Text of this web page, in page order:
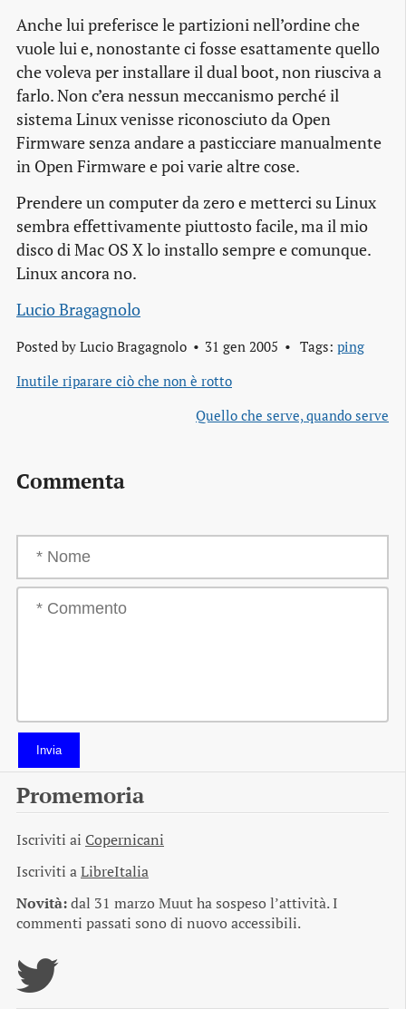
Anche lui preferisce le partizioni nell’ordine che
vuole lui e, nonostante ci fosse esattamente quello
che voleva per installare il dual boot, non riusciva a
farlo. Non c’era nessun meccanismo perché il
sistema Linux venisse riconosciuto da Open
Firmware senza andare a pasticciare manualmente
in Open Firmware e poi varie altre cose.
Prendere un computer da zero e metterci su Linux
sembra effettivamente piuttosto facile, ma il mio
disco di Mac OS X lo installo sempre e comunque.
Linux ancora no.
Lucio Bragagnolo
Posted by Lucio Bragagnolo 31 gen 2005 Tags: ping
Inutile riparare ciò che non è rotto
Quello che serve, quando serve
Commenta
Invia
Promemoria
Iscriviti ai Copernicani
Iscriviti aLibreItalia
Novità:dal 31 marzo Muut ha sospeso l’attività. I
commenti passati sono di nuovo accessibili.